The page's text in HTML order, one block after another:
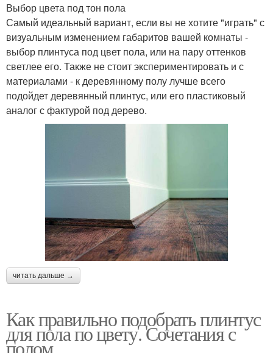
Выбор цвета под тон пола
Самый идеальный вариант, если вы не хотите "играть" с
визуальным изменением габаритов вашей комнаты -
выбор плинтуса под цвет пола, или на пару оттенков
светлее его. Также не стоит экспериментировать и с
материалами - к деревянному полу лучше всего
подойдет деревянный плинтус, или его пластиковый
аналог с фактурой под дерево.
читать дальше →
Как правильно подобрать плинтус
для пола по цвету. Сочетания с